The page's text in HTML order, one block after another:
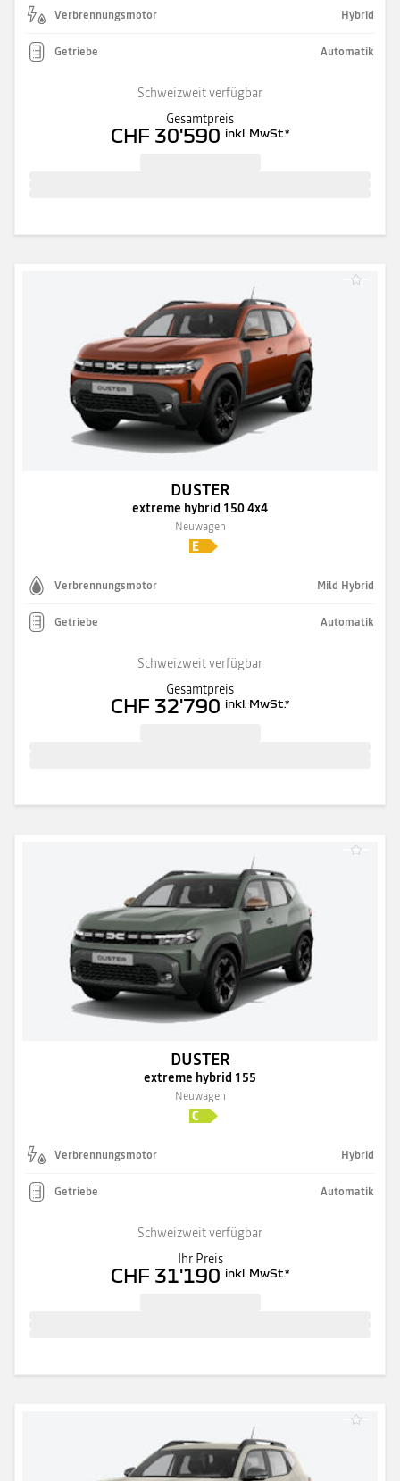
Verbrennungsmotor Hybrid
Getriebe Automatik
Schweizweit verfügbar
Gesamtpreis
CHF 30'590 inkl. MwSt.*
DUSTER
extreme hybrid 150 4x4
Neuwagen
Verbrennungsmotor Mild Hybrid
Getriebe Automatik
Schweizweit verfügbar
Gesamtpreis
CHF 32'790 inkl. MwSt.*
DUSTER
extreme hybrid 155
Neuwagen
Verbrennungsmotor Hybrid
Getriebe Automatik
Schweizweit verfügbar
Ihr Preis
CHF 31'190 inkl. MwSt.*